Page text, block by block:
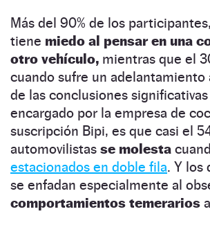
Más del 90% de los
tiene miedo al pensar en una
otro vehículo, mientras que el
cuando sufre un adelantamiento
de las conclusiones
encargado por la empresa de
suscripción Bipi, es que casi el
automovilistas se molesta
estacionados en doble fila. Y los
se enfadan especialmente al
comportamientos temerarios